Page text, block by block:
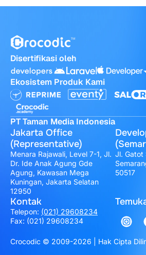
Disertifikasi oleh
Ekosistem Produk Kami
PT Taman Media Indonesia
Jakarta Office
(Representative)
Menara Rajawali, Level 7-1, Jl.
Dr. Ide Anak Agung Gde
Agung, Kawasan Mega
Kuningan, Jakarta Selatan
12950
Jl. Gatot
50517
Kontak
Telepon: (021) 29608234
Fax: (021) 29608234
Crocodic © 2009-2026 | Hak Cipta